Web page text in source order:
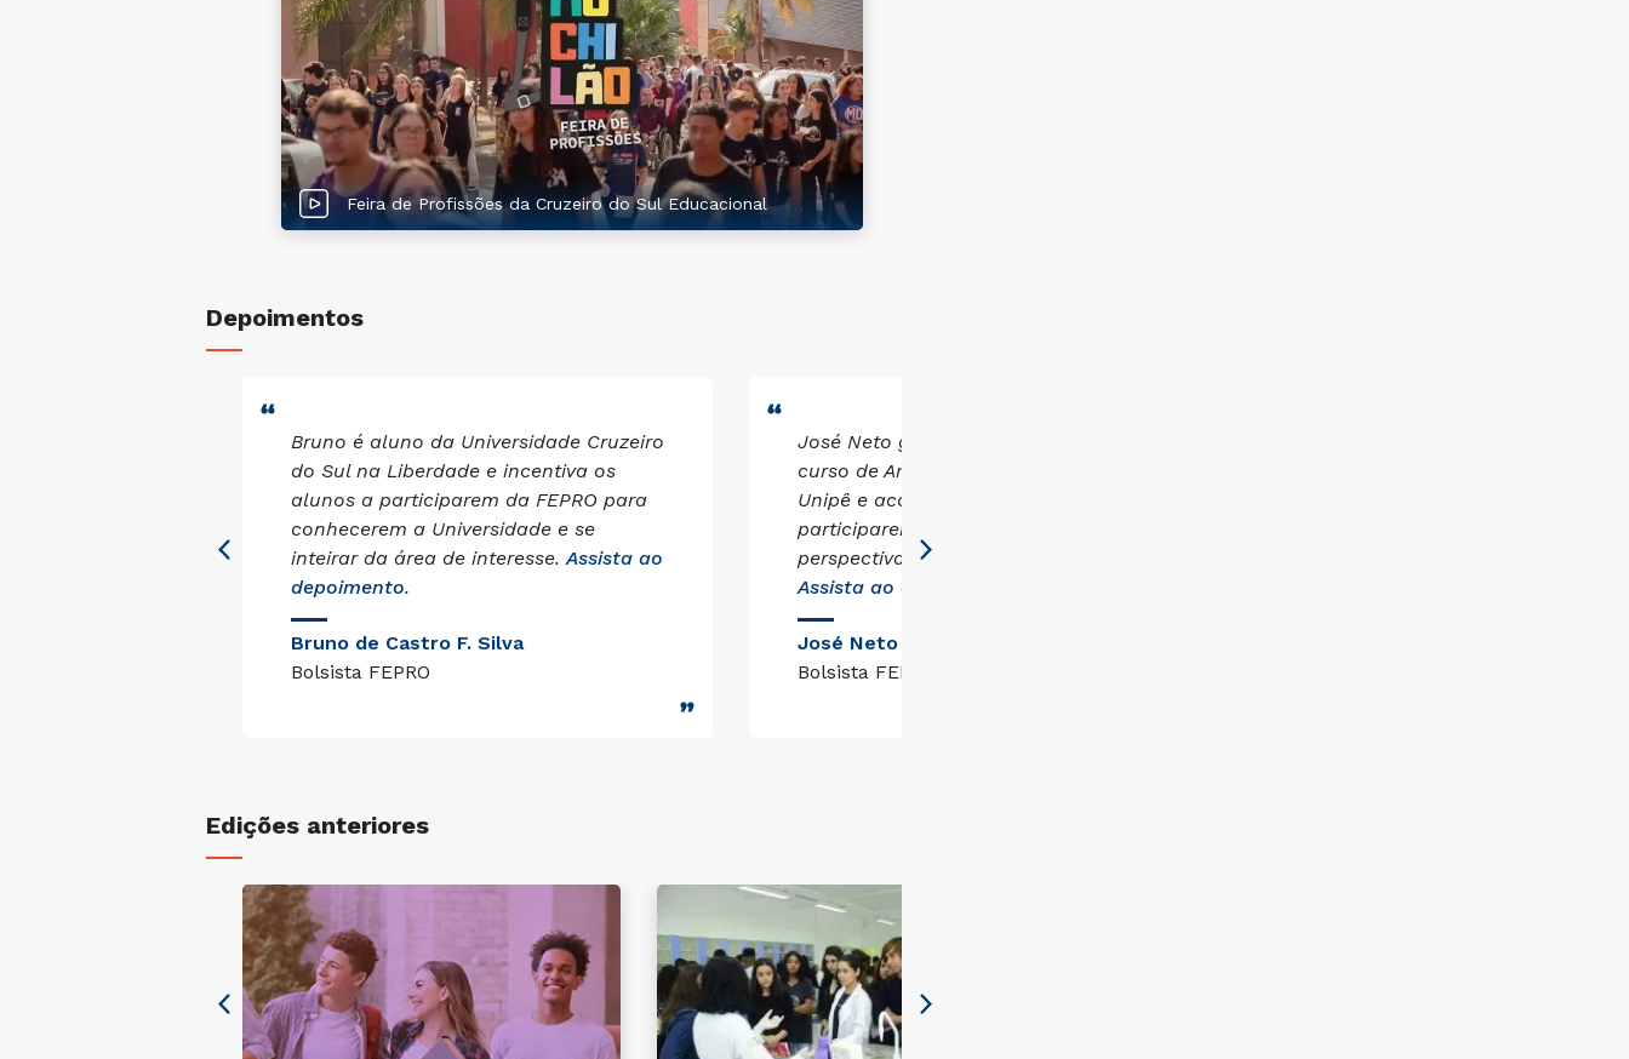
Feira de Profissões da Cruzeiro do Sul Educacional
Depoimentos
Bruno é aluno da Universidade Cruzeiro
do Sul na Liberdade e incentiva os
alunos a participarem da FEPRO para
conhecerem a Universidade e se
inteirar da área de interesse.Assista ao
depoimento.
Bruno de Castro F. Silva
Bolsista FEPRO
José Neto ganhou uma bolsa para o
curso de Arquitetura e Urbanismo da
Unipê e aconselha os estudantes a
participarem da Feira para mudar a
perspectiva sobre a vida universitária.
Assista ao depoimento
José Neto
Bolsista FEPRO
Edições anteriores